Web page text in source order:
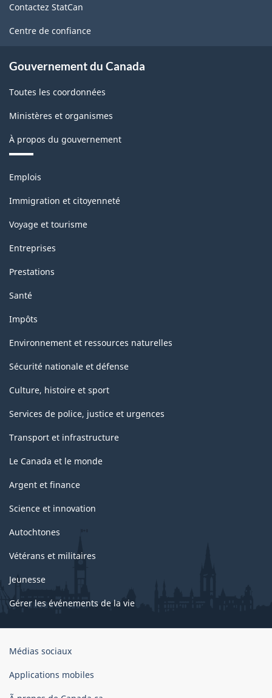
ce
site
Contactez StatCan
Centre de confiance
Gouvernement du Canada
Toutes les coordonnées
Ministères et organismes
À propos du gouvernement
Thèmes
sujets
Emplois
Immigration et citoyenneté
Voyage et tourisme
Entreprises
Prestations
Santé
Impôts
Environnement et ressources naturelles
Sécurité nationale et défense
Culture, histoire et sport
Services de police, justice et urgences
Transport et infrastructure
Le Canada et le monde
Argent et finance
Science et innovation
Autochtones
Vétérans et militaires
Jeunesse
Gérer les événements de la vie
Organisation
gouvernement
Médias sociaux
Applications mobiles